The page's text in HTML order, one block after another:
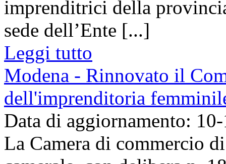
imprenditrici della
sede dell’Ente [...]
Leggi tutto
Modena - Rinnovato il
dell'imprenditoria
Data di aggiornamento:
La Camera di commercio